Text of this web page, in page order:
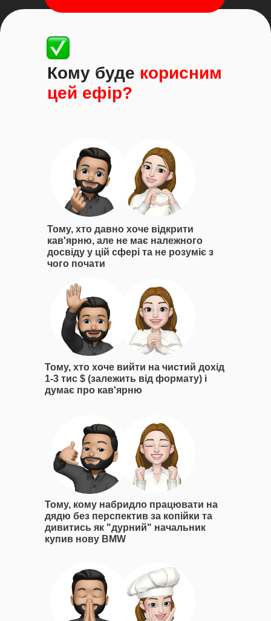
Кому буде корисним
цей ефір?
Тому, хто давно хоче відкрити
кав'ярню, але не має належного
досвіду у цій сфері та не розуміє з
чого почати
Тому, хто хоче вийти на чистий дохід
1-3 тис $ (залежить від формату) і
думає про кав'ярню
Тому, кому набридло працювати на
дядю без перспектив за копійки та
дивитись як "дурний" начальник
купив нову BMW